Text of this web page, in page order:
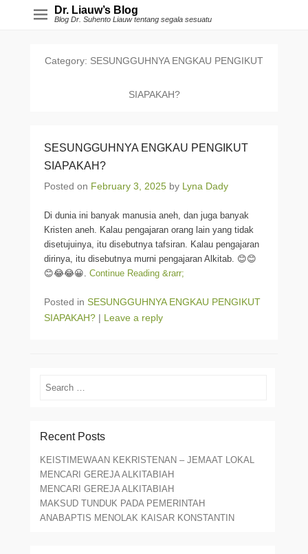
Dr. Liauw’s Blog
Blog Dr. Suhento Liauw tentang segala sesuatu
Category: SESUNGGUHNYA ENGKAU PENGIKUT
SIAPAKAH?
SESUNGGUHNYA ENGKAU PENGIKUT
SIAPAKAH?
Posted on February 3, 2025 by Lyna Dady
Di dunia ini banyak manusia aneh, dan juga banyak
Kristen aneh. Kalau pengajaran orang lain yang tidak
disetujuinya, itu disebutnya tafsiran. Kalau pengajaran
dirinya, itu disebutnya murni pengajaran Alkitab. 😊😊
😊😂😂😀. Continue Reading &rarr;
Posted in SESUNGGUHNYA ENGKAU PENGIKUT
SIAPAKAH? | Leave a reply
Search
Recent Posts
KEISTIMEWAAN KEKRISTENAN – JEMAAT LOKAL
MENCARI GEREJA ALKITABIAH
MENCARI GEREJA ALKITABIAH
MAKSUD TUNDUK PADA PEMERINTAH
ANABAPTIS MENOLAK KAISAR KONSTANTIN